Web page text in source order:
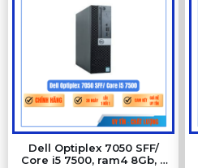
Dell Optiplex 7050 SFF/
Core i5 7500, ram4 8Gb, ổ